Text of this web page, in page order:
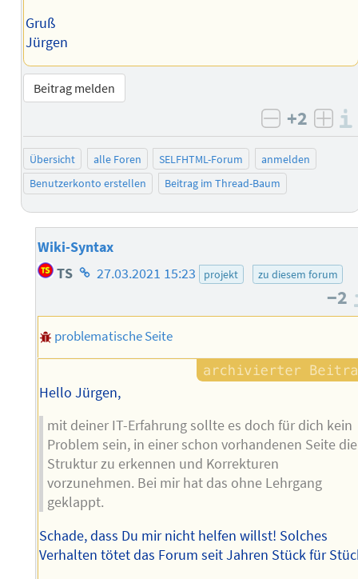
Gruß
Jürgen
Beitrag melden
negativ
+2
Übersicht alle Foren SELFHTML-Forum
anmelden
Benutzerkonto erstellen
Beitrag im Thread-Baum
Wiki-Syntax
TS Homepage
Autors
27.03.2021 15:23 projekt zu diesem forum
−2
problematische Seite
Hello Jürgen,
mit deiner IT-Erfahrung sollte es doch für dich kein
Problem sein, in einer schon vorhandenen Seite die
Struktur zu erkennen und Korrekturen
vorzunehmen. Bei mir hat das ohne Lehrgang
geklappt.
Schade, dass Du mir nicht helfen willst! Solches
Verhalten tötet das Forum seit Jahren Stück für